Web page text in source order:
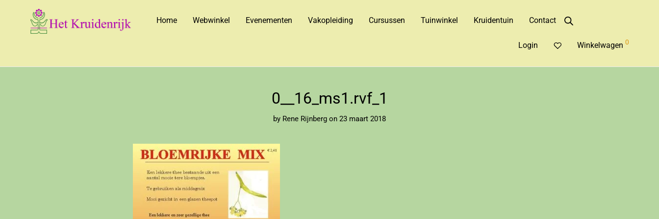
Home Webwinkel Evenementen Vakopleiding Cursussen Tuinwinkel Kruidentuin Contact
Login Winkelwagen 0
0__16_ms1.rvf_1
by Rene Rijnberg on 23 maart 2018